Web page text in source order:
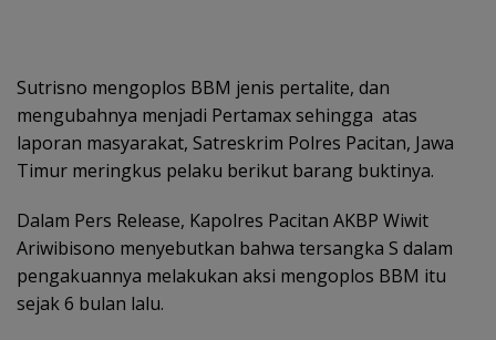
Sutrisno mengoplos BBM jenis pertalite, dan
mengubahnya menjadi Pertamax sehingga atas
laporan masyarakat, Satreskrim Polres Pacitan, Jawa
Timur meringkus pelaku berikut barang buktinya.
Dalam Pers Release, Kapolres Pacitan AKBP Wiwit
Ariwibisono menyebutkan bahwa tersangka S dalam
pengakuannya melakukan aksi mengoplos BBM itu
sejak 6 bulan lalu.